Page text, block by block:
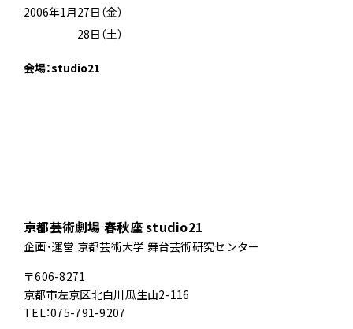
2006年1月27日（金）
28日（土）
会場：studio21
京都芸術劇場 春秋座 studio21
企画・運営 京都芸術大学 舞台芸術研究センター
〒606-8271
京都市左京区北白川瓜生山2-116
TEL：075-791-9207